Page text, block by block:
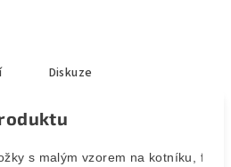
Diskuze
s malým vzorem na kotníku,